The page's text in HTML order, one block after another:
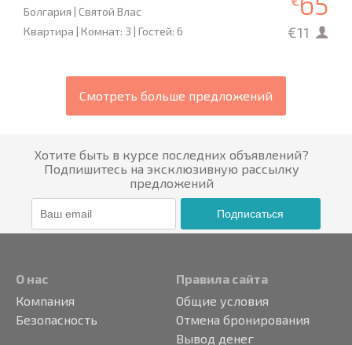
Болгария | Святой Влас
Квартира | Комнат: 3 | Гостей: 6
€11
Смотреть больше предложений
Хотите быть в курсе последних объявлений?
Подпишитесь на эксклюзивную рассылку
предложений
Подписаться
О нас
Компания
Безопасность
Правила сайта
Общие условия
Отмена бронирования
Вывод денег